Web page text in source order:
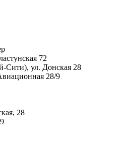
72
Сити), ул. Донская 28
28/9
28